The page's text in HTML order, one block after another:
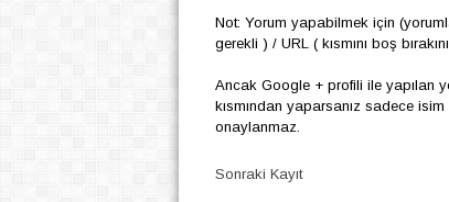
Not: Yorum yapabilmek için
gerekli ) / URL ( kısmını boş
Ancak Google + profili ile yapılan
kısmından yaparsanız sadece
onaylanmaz.
Sonraki Kayıt